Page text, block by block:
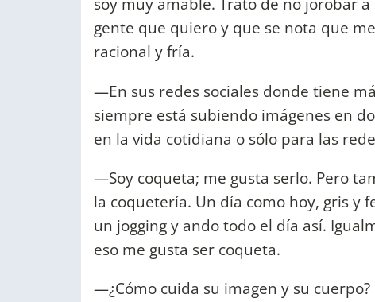
gente que quiero y que se nota que
racional y fría.
—En sus redes sociales donde tiene
siempre está subiendo imágenes en
en la vida cotidiana o sólo para las
—Soy coqueta; me gusta serlo. Pero
la coquetería. Un día como hoy, gris y
un jogging y ando todo el día así.
eso me gusta ser coqueta.
—¿Cómo cuida su imagen y su cuerpo?